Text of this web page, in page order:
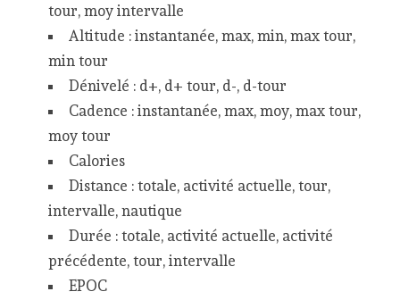
tour, moy intervalle
Altitude : instantanée, max, min, max tour,
min tour
Dénivelé : d+, d+ tour, d-, d-tour
Cadence : instantanée, max, moy, max tour,
moy tour
Calories
Distance : totale, activité actuelle, tour,
intervalle, nautique
Durée : totale, activité actuelle, activité
précédente, tour, intervalle
EPOC